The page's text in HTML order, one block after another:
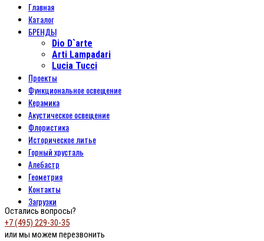
Главная
Каталог
БРЕНДЫ
Dio D`arte
Arti Lampadari
Lucia Tucci
Проекты
Функциональное освещение
Керамика
Акустическое освещение
Флористика
Историческое литье
Горный хрусталь
Алебастр
Геометрия
Контакты
Загрузки
Остались вопросы?
+7 (495) 229-30-35
или мы можем перезвонить